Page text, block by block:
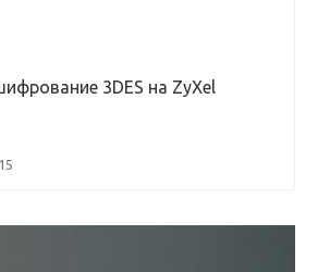
3DES на ZyXel